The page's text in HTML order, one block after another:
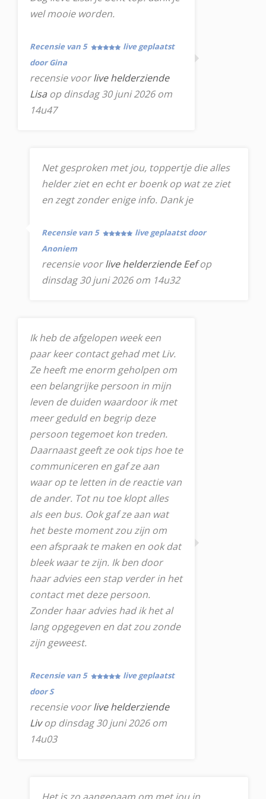
wel mooie worden.
Recensie van 5
live geplaatst
door Gina
recensie voorlive helderziende
Lisa op dinsdag 30 juni 2026 om
14u47
Net gesproken met jou, toppertje die alles
helder ziet en echt er boenk op wat ze ziet
en zegt zonder enige info. Dank je
Recensie van 5
live geplaatst door
Anoniem
recensie voorlive helderziende Eefop
dinsdag 30 juni 2026 om 14u32
Ik heb de afgelopen week een
paar keer contact gehad met Liv.
Ze heeft me enorm geholpen om
een belangrijke persoon in mijn
leven de duiden waardoor ik met
meer geduld en begrip deze
persoon tegemoet kon treden.
Daarnaast geeft ze ook tips hoe te
communiceren en gaf ze aan
waar op te letten in de reactie van
de ander. Tot nu toe klopt alles
als een bus. Ook gaf ze aan wat
het beste moment zou zijn om
een afspraak te maken en ook dat
bleek waar te zijn. Ik ben door
haar advies een stap verder in het
contact met deze persoon.
Zonder haar advies had ik het al
lang opgegeven en dat zou zonde
zijn geweest.
Recensie van 5
live geplaatst
door S
recensie voorlive helderziende
Livop dinsdag 30 juni 2026 om
14u03